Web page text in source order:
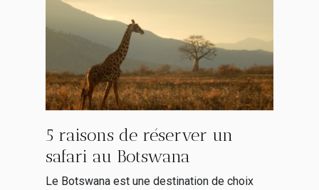
5 raisons de réserver un
safari au Botswana
Le Botswana est une destination de choix